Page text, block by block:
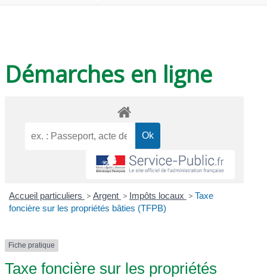
Démarches en ligne
Accueil particuliers > Argent > Impôts locaux > Taxe
foncière sur les propriétés bâties (TFPB)
Fiche pratique
Taxe foncière sur les propriétés